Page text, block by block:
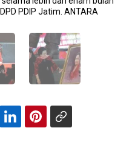
PDIP Jatim. ANTARA